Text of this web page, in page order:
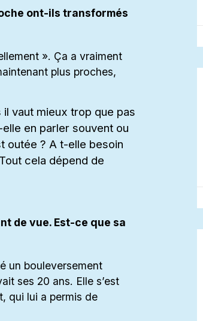
ont-ils transformés
». Ça a vraiment
plus proches,
vaut mieux trop que pas
en parler souvent ou
outée ? A t-elle besoin
cela dépend de
de vue. Est-ce que sa
un bouleversement
ses 20 ans. Elle s’est
qui lui a permis de